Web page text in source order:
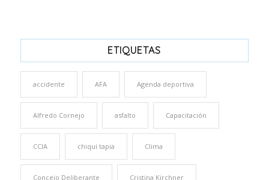
ETIQUETAS
accidente AFA Agenda deportiva
Alfredo Cornejo asfalto Capacitación
CCIA chiqui tapia Clima
Concejo Deliberante Cristina Kirchner